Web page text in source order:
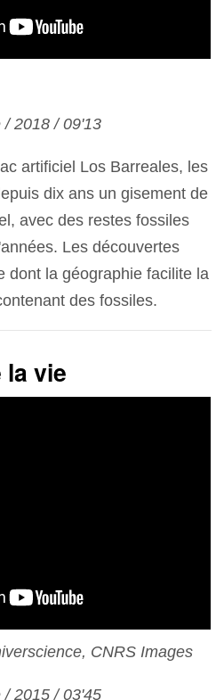
/ 2018 / 09'13
artificiel Los Barreales, les
dix ans un gisement de
avec des restes fossiles
Les découvertes
dont la géographie facilite la
des fossiles.
la vie
CNRS Images
/ 2015 / 03'45